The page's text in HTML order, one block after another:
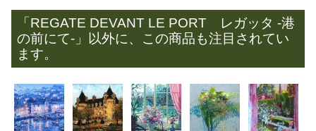
「REGATE DEVANT LE PORT レガッタ -港
の前にて-」以外に、この商品も注目されてい
ます。